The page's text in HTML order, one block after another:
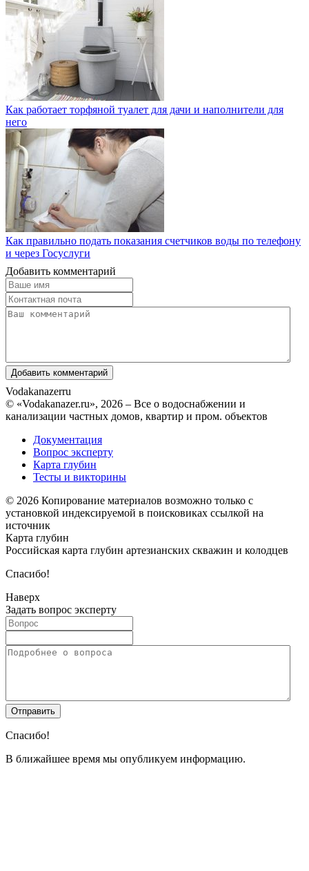
Как работает торфяной туалет для дачи и наполнители для
него
Как правильно подать показания счетчиков воды по телефону
и через Госуслуги
Добавить комментарий
Vodakanazerru
© «Vodakanazer.ru», 2026 – Все о водоснабжении и
канализации частных домов, квартир и пром. объектов
Документация
Вопрос эксперту
Карта глубин
Тесты и викторины
© 2026 Копирование материалов возможно только с
установкой индексируемой в поисковиках ссылкой на
источник
Карта глубин
Российская карта глубин артезианских скважин и колодцев
Спасибо!
Наверх
Задать вопрос эксперту
Спасибо!
В ближайшее время мы опубликуем информацию.